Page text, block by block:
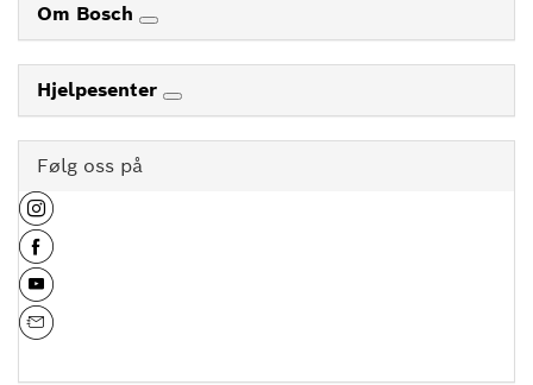
Om Bosch
Hjelpesenter
Følg oss på